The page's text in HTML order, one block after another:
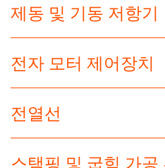
제동 및 기동 저항기
전자 모터 제어장치
전열선
스탬핑 및 굽힘 가공